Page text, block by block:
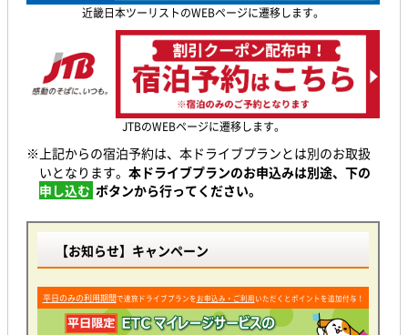
近畿日本ツーリストのWEBページに遷移します。
JTBのWEBページに遷移します。
※上記からの宿泊予約は、本ドライブプランとは別のお取扱
いとなります。 本ドライブプランのお申込みは別途、下の
申し込む ボタンから行ってください。
【お知らせ】キャンペーン
平日のみの利用期間で速旅ドライブプランをお申込み・ご利用いただくとポイントを追加付与！